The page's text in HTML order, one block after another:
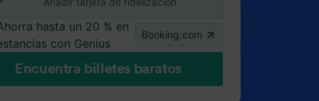
hasta un 20 % en
con Genius
Booking.com
Encuentra billetes baratos